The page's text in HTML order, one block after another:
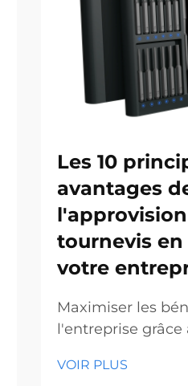
Les 10
avantages
tournevis
votre
Maximiser les
l'entreprise grâce
outils. Sur les
VOIR PLUS